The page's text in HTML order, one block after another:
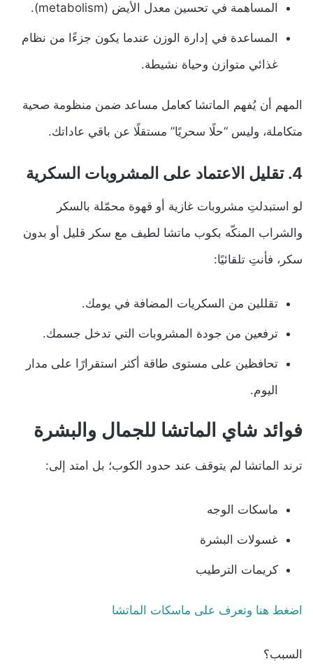
المساهمة في تحسين معدل الأيض (metabolism).
المساعدة في إدارة الوزن عندما يكون جزءًا من نظام
غذائي متوازن وحياة نشيطة.
المهم أن يُفهم الماتشا كعامل مساعد ضمن منظومة صحية
متكاملة، وليس “حلًا سحريًا” مستقلًا عن باقي عاداتك.
4. تقليل الاعتماد على المشروبات السكرية
لو استبدلتِ مشروبات غازية أو قهوة محمّلة بالسكر
والشراب المنكّه بكوب ماتشا لطيف مع سكر قليل أو بدون
سكر، فأنتِ تلقائيًا:
تقللين من السكريات المضافة في يومك.
ترفعين من جودة المشروبات التي تدخل جسمك.
تحافظين على مستوى طاقة أكثر استقرارًا على مدار
اليوم.
فوائد شاي الماتشا للجمال والبشرة
ترند الماتشا لم يتوقف عند حدود الكوب؛ بل امتد إلى:
ماسكات الوجه
غسولات البشرة
كريمات الترطيب
اضغط هنا وتعرف على ماسكات الماتشا
السبب؟